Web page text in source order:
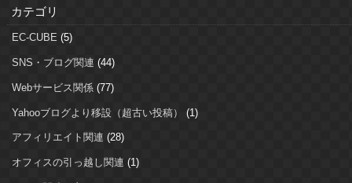
カテゴリ
EC-CUBE (5)
SNS・ブログ関連 (44)
Webサービス関係 (77)
Yahooブログより移設（超古い投稿） (1)
アフィリエイト関連 (28)
オフィスの引っ越し関連 (1)